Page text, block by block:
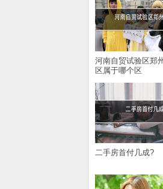
河南自贸试验区郑
区属于哪个区
二手房首付几成?